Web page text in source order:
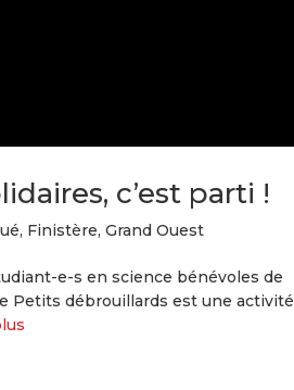
c’est parti !
, Finistère, Grand Ouest
e-s en science bénévoles de
Petits débrouillards est une activité